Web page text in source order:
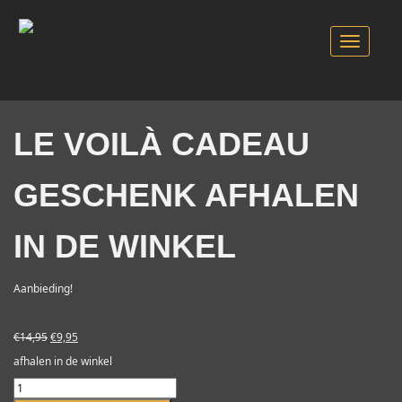
Toggle
navigation
LE VOILÀ CADEAU
GESCHENK AFHALEN
IN DE WINKEL
Aanbieding!
€14,95Oorspronkelijke
was:
€14,95.
€9,95
is:
€9,95.
afhalen in de winkel
Le